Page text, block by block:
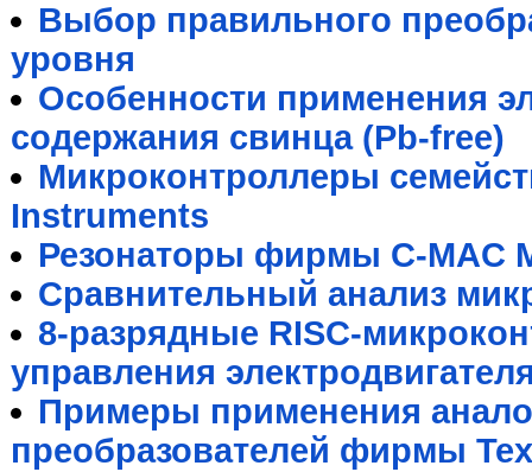
Выбор правильного
уровня
Особенности применения
содержания свинца (Pb-free)
Микроконтроллеры
Instruments
Резонаторы фирмы C-MAC
Сравнительный анализ
8-разрядные RISC-
управления
Примеры применения
преобразователей фирмы